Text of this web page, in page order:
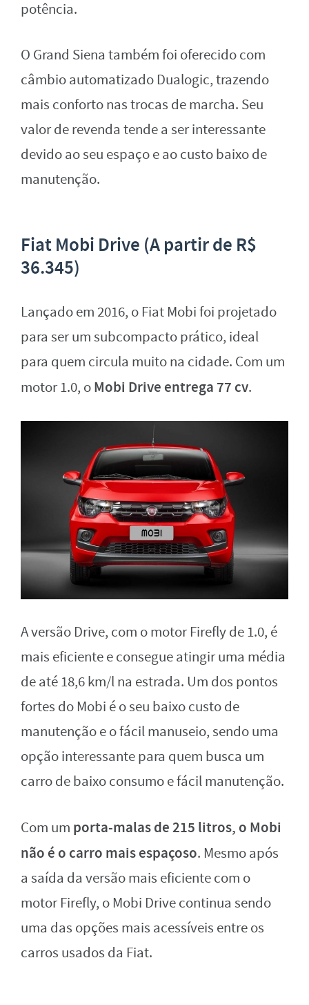
potência.
O Grand Siena também foi oferecido com
câmbio automatizado Dualogic, trazendo
mais conforto nas trocas de marcha. Seu
valor de revenda tende a ser interessante
devido ao seu espaço e ao custo baixo de
manutenção.
Fiat Mobi Drive (A partir de R$
36.345)
Lançado em 2016, o Fiat Mobi foi projetado
para ser um subcompacto prático, ideal
para quem circula muito na cidade. Com um
motor 1.0, oMobi Drive entrega 77 cv.
A versão Drive, com o motor Firefly de 1.0, é
mais eficiente e consegue atingir uma média
de até 18,6 km/l na estrada. Um dos pontos
fortes do Mobi é o seu baixo custo de
manutenção e o fácil manuseio, sendo uma
opção interessante para quem busca um
carro de baixo consumo e fácil manutenção.
Com um porta-malas de 215 litros, o Mobi
não é o carro mais espaçoso. Mesmo após
a saída da versão mais eficiente com o
motor Firefly, o Mobi Drive continua sendo
uma das opções mais acessíveis entre os
carros usados da Fiat.